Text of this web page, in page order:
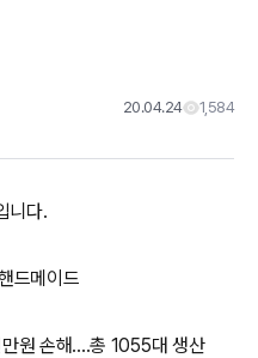
20.04.24 1,584
니다.
드메이드
원 손해....총 1055대 생산